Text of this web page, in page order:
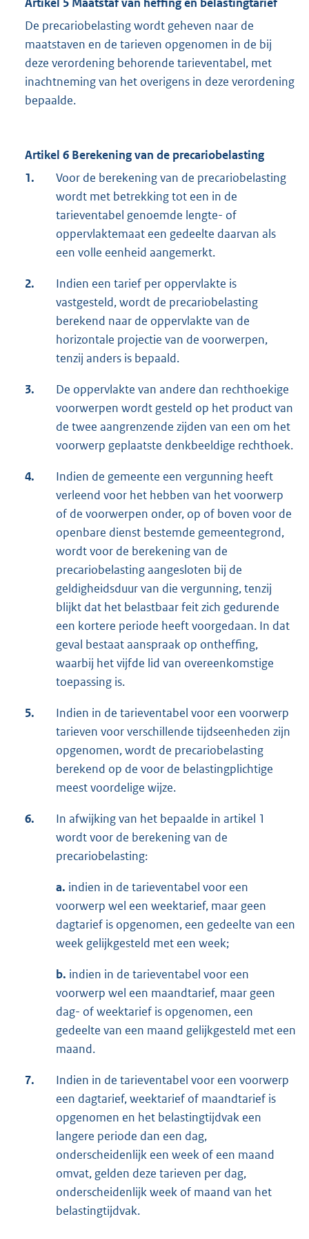
De precariobelasting wordt geheven naar de
maatstaven en de tarieven opgenomen in de bij
deze verordening behorende tarieventabel, met
inachtneming van het overigens in deze verordening
bepaalde.
Artikel 6 Berekening van de precariobelasting
1.
Voor de berekening van de precariobelasting
wordt met betrekking tot een in de
tarieventabel genoemde lengte- of
oppervlaktemaat een gedeelte daarvan als
een volle eenheid aangemerkt.
2.
Indien een tarief per oppervlakte is
vastgesteld, wordt de precariobelasting
berekend naar de oppervlakte van de
horizontale projectie van de voorwerpen,
tenzij anders is bepaald.
3.
De oppervlakte van andere dan rechthoekige
voorwerpen wordt gesteld op het product van
de twee aangrenzende zijden van een om het
voorwerp geplaatste denkbeeldige rechthoek.
4.
Indien de gemeente een vergunning heeft
verleend voor het hebben van het voorwerp
of de voorwerpen onder, op of boven voor de
openbare dienst bestemde gemeentegrond,
wordt voor de berekening van de
precariobelasting aangesloten bij de
geldigheidsduur van die vergunning, tenzij
blijkt dat het belastbaar feit zich gedurende
een kortere periode heeft voorgedaan. In dat
geval bestaat aanspraak op ontheffing,
waarbij het vijfde lid van overeenkomstige
toepassing is.
5.
Indien in de tarieventabel voor een voorwerp
tarieven voor verschillende tijdseenheden zijn
opgenomen, wordt de precariobelasting
berekend op de voor de belastingplichtige
meest voordelige wijze.
6.
In afwijking van het bepaalde in artikel 1
wordt voor de berekening van de
precariobelasting:
a. indien in de tarieventabel voor een
voorwerp wel een weektarief, maar geen
dagtarief is opgenomen, een gedeelte van een
week gelijkgesteld met een week;
b. indien in de tarieventabel voor een
voorwerp wel een maandtarief, maar geen
dag- of weektarief is opgenomen, een
gedeelte van een maand gelijkgesteld met een
maand.
7.
Indien in de tarieventabel voor een voorwerp
een dagtarief, weektarief of maandtarief is
opgenomen en het belastingtijdvak een
langere periode dan een dag,
onderscheidenlijk een week of een maand
omvat, gelden deze tarieven per dag,
onderscheidenlijk week of maand van het
belastingtijdvak.